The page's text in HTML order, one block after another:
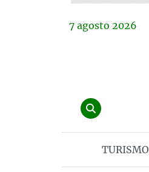
7 agosto 2026
TURISMO